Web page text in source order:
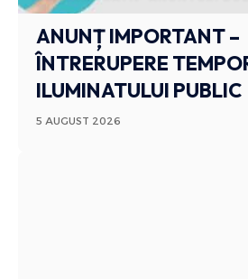
ANUNȚ IMPORTANT –
ÎNTRERUPERE
ILUMINATULUI PUBLIC
5 AUGUST 2026